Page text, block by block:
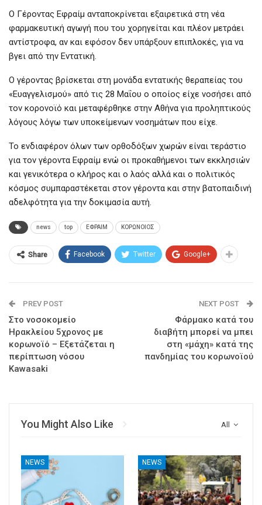
O Γέροντας Εφραίμ ανταποκρίνεται εξαιρετικά στη νέα
φαρμακευτική αγωγή που του χορηγείται και πλέον μετράει
αντίστροφα, αν και εφόσον δεν υπάρξουν επιπλοκές, για να
βγει από την Εντατική.
Ο γέροντας βρίσκεται στη μονάδα εντατικής θεραπείας του
«Ευαγγελισμού» από τις 28 Μαΐου ο οποίος είχε νοσήσει από
τον κορονοϊό και μεταφέρθηκε στην Αθήνα για προληπτικούς
λόγους λόγω των υποκείμενων νοσημάτων που είχε.
Το ενδιαφέρον όλων των ορθοδόξων χωρών είναι τεράστιο
για τον γέροντα Εφραίμ ενώ οι προκαθήμενοι των εκκλησιών
και γενικότερα ο κλήρος και ο λαός αλλά και ο πολιτικός
κόσμος συμπαραστέκεται στον γέροντα και στην βατοπαιδινή
αδελφότητα για την δοκιμασία αυτή.
news top ΕΦΡΑΙΜ ΚΟΡΩΝΟΙΟΣ
Share Facebook Twitter Google+
PREV POST
Στο νοσοκομείο
Ηρακλείου 5χρονος με
κορωνοϊό – Εξετάζεται η
περίπτωση νόσου
Kawasaki
NEXT POST
Φάρμακο κατά του
διαβήτη μπορεί να μπει
στη «μάχη» κατά της
πανδημίας του κορωνοϊού
All
You Might Also Like
NEWS NEWS